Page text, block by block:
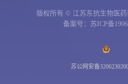
版权所有 © 江苏东抗生物
备案号：苏ICP备
苏公网安备